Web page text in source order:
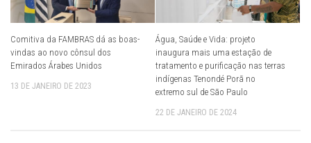
Comitiva da FAMBRAS dá as boas-
vindas ao novo cônsul dos
Emirados Árabes Unidos
13 DE JANEIRO DE 2023
Água, Saúde e Vida: projeto
inaugura mais uma estação de
tratamento e purificação nas terras
indígenas Tenondé Porã no
extremo sul de São Paulo
22 DE JANEIRO DE 2024